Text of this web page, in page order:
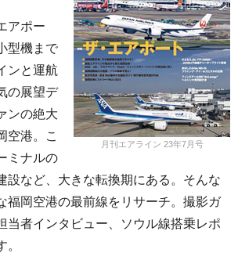
月刊エアライン 23年7月号
アポー
型機まで
ンと運航
の展望デ
ンの絶大
空港。こ
ミナルの
設など、大きな転換期にある。そんな
福岡空港の最前線をリサーチ。撮影ガ
当者インタビュー、ソウル線搭乗レポ